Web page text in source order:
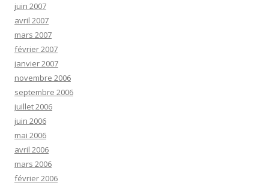
juin 2007
avril 2007
mars 2007
février 2007
janvier 2007
novembre 2006
septembre 2006
juillet 2006
juin 2006
mai 2006
avril 2006
mars 2006
février 2006